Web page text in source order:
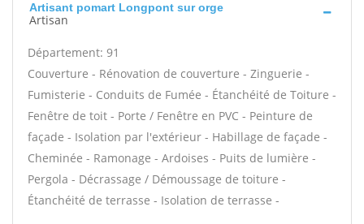
Artisant pomart Longpont sur orge
Artisan
Département: 91
Couverture - Rénovation de couverture - Zinguerie -
Fumisterie - Conduits de Fumée - Étanchéité de Toiture -
Fenêtre de toit - Porte / Fenêtre en PVC - Peinture de
façade - Isolation par l'extérieur - Habillage de façade -
Cheminée - Ramonage - Ardoises - Puits de lumière -
Pergola - Décrassage / Démoussage de toiture -
Étanchéité de terrasse - Isolation de terrasse -